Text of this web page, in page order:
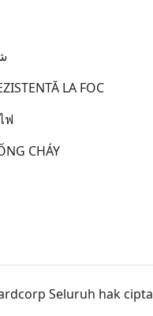
LA FOC
ฟ
CHÁY
Seluruh hak cipta